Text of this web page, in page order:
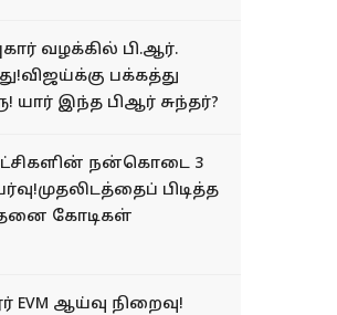
வழக்கில் பி.ஆர்.
பக்கத்து
யார் இந்த பிஆர் சுந்தர்?
நன்கொடை 3
பிடித்த
கோடிகள்
ஆய்வு நிறைவு!